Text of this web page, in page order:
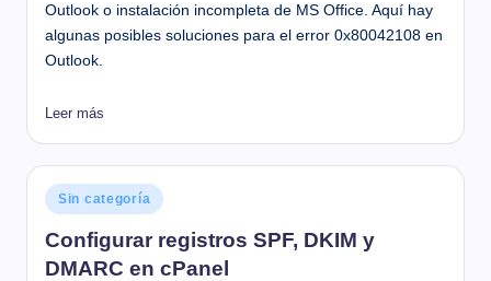
Outlook o instalación incompleta de MS Office. Aquí hay
algunas posibles soluciones para el error 0x80042108 en
Outlook.
Leer más
Publicado
en
Sin categoría
Configurar registros SPF, DKIM y
DMARC en cPanel